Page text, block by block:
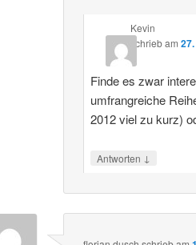
Kevin
schriebam
Finde es zwar
umfrangreiche
2012 viel zu kurz)
Antworten ↓